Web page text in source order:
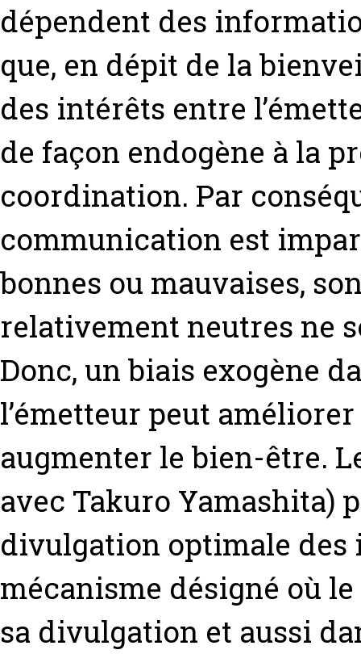
dépendent des
que, en dépit de la
des intérêts entre
de façon endogène à la
coordination. Par
communication est
bonnes ou mauvaises,
relativement neutres ne
Donc, un biais exogène
l’émetteur peut
augmenter le bien-être.
avec Takuro Yamashita)
divulgation optimale
mécanisme désigné où
sa divulgation et aussi